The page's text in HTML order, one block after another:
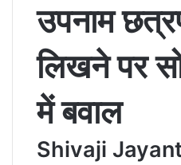
उपनाम
लिखने पर
में बवाल
Shivaji